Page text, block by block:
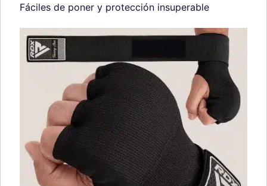
Fáciles de poner y protección insuperable